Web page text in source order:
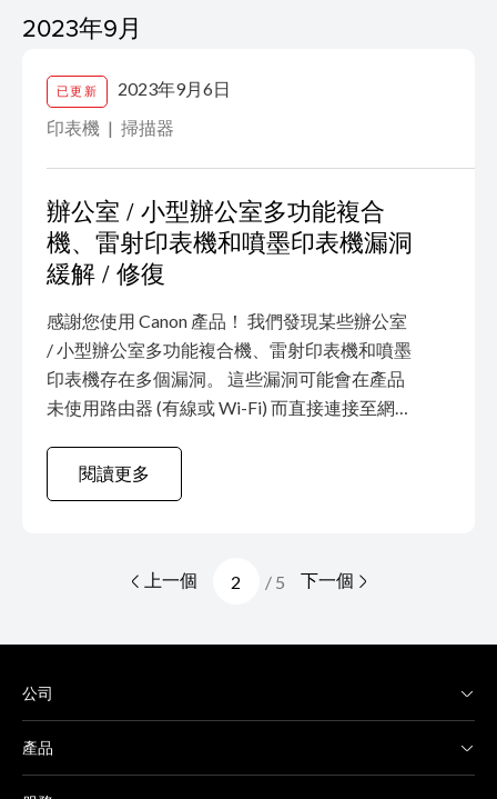
搜尋且無法成功對焦的情況。 此情況的頻率取
的升高，出現的頻率會有所降低。 受影響的產
品 2023 年生產的 EF-...
2023年9月
已更新
2023年9月6日
印表機
掃描器
辦公室 / 小型辦公室多功能複合
機、雷射印表機和噴墨印表機漏洞
緩解 / 修復
感謝您使用 Canon 產品！ 我們發現某些辦公室
/ 小型辦公室多功能複合機、雷射印表機和噴墨
印表機存在多個漏洞。 這些漏洞可能會在產品
未使用路由器 (有線或 Wi-Fi) 而直接連接至網際
網際網路執行任意程式碼和 / 或對產品進行阻斷
服務 (DoS) 攻擊。而由於遠端使用者介面
CVE-2023-0852 CVE-2023-0853 CVE-2023-
閱讀更多
上一個 / 5 下一個
公司
產品